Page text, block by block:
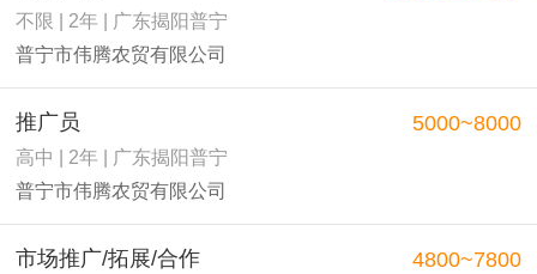
不限 | 2年 | 广东揭阳普宁
普宁市伟腾农贸有限公司
推广员
高中 | 2年 | 广东揭阳普宁
普宁市伟腾农贸有限公司
5000~8000
市场推广/拓展/合作 4800~7800